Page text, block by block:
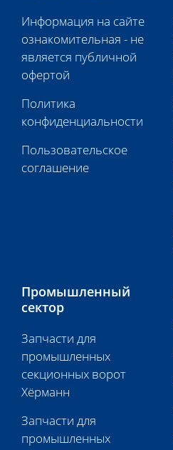
Информация на сайте
ознакомительная - не
является публичной
офертой
Политика
конфиденциальности
Пользовательское
соглашение
Промышленный
сектор
Запчасти для
промышленных
секционных ворот
Хёрманн
Запчасти для
промышленных